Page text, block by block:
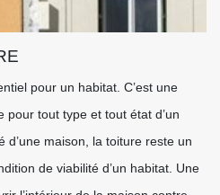
pour un habitat. C’est une
tout type et tout état d’un
d’une maison, la toiture reste un
de viabilité d’un habitat. Une